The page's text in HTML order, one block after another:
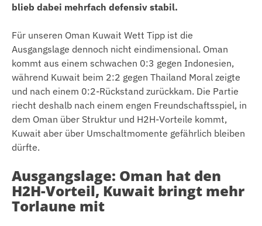
blieb dabei mehrfach defensiv stabil.
Für unseren Oman Kuwait Wett Tipp ist die
Ausgangslage dennoch nicht eindimensional. Oman
kommt aus einem schwachen 0:3 gegen Indonesien,
während Kuwait beim 2:2 gegen Thailand Moral zeigte
und nach einem 0:2-Rückstand zurückkam. Die Partie
riecht deshalb nach einem engen Freundschaftsspiel, in
dem Oman über Struktur und H2H-Vorteile kommt,
Kuwait aber über Umschaltmomente gefährlich bleiben
dürfte.
Ausgangslage: Oman hat den
H2H-Vorteil, Kuwait bringt mehr
Torlaune mit